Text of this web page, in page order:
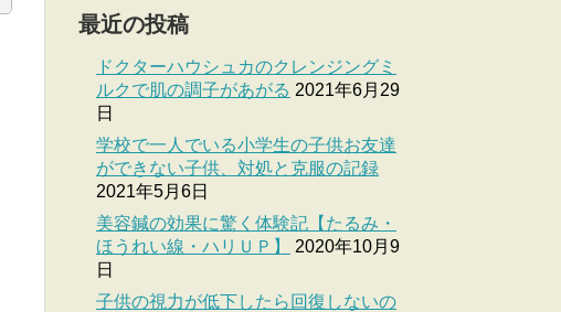
最近の投稿
ドクターハウシュカのクレンジングミ
ルクで肌の調子があがる 2021年6月29
日
学校で一人でいる小学生の子供お友達
ができない子供、対処と克服の記録
2021年5月6日
美容鍼の効果に驚く体験記【たるみ・
ほうれい線・ハリＵＰ】
2020年10月9
日
子供の視力が低下したら回復しないの